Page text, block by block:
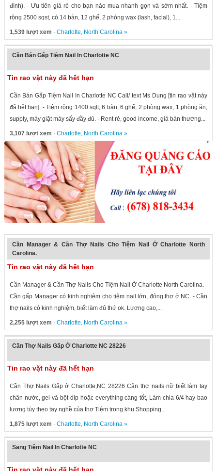
đình). - Ưu tiên giá rẻ cho bạn nào mua nhanh gọn và sớm nhất. - Tiệm
rộng 2500 sqst, có 14 bàn, 12 ghế, 2 phòng wax (lash, facial), 1...
1,539 lượt xem · Charlotte, North Carolina»
Cần Bán Gấp Tiệm Nail In Charlotte NC
Tin rao vặt này đã hết hạn
Cần Bán Gấp Tiệm Nail In Charlotte NC Call/ text Ms Dung [tin rao vặt này
đã hết hạn]. - Tiệm rộng 1400 sqft, 6 bàn, 6 ghế, 2 phòng wax, 1 phòng ăn,
supply, máy giặt máy sấy đầy đủ. - Rent rẻ, good income, giá bán thương...
3,107 lượt xem · Charlotte, North Carolina»
Cần Manager & Cần Thợ Nails Cho Tiệm Nail Ở Charlotte North
Carolina.
Tin rao vặt này đã hết hạn
Cần Manager & Cần Thợ Nails Cho Tiệm Nail Ở Charlotte North Carolina. -
Cần gấp Manager có kinh nghiệm cho tiệm nail lớn, đông thợ ở NC. - Cần
thợ nails có kinh nghiệm, biết làm đủ thứ ok. Lương cao,...
2,255 lượt xem · Charlotte, North Carolina»
Cần Thợ Nails Gấp Ở Charlotte NC 28226
Tin rao vặt này đã hết hạn
Cần Thợ Nails Gấp ở Charlotte,NC 28226 Cần thợ nails nữ biết làm tay
chân nước, gel và bột dip hoặc everything càng tốt, Làm chia 6/4 hay bao
lương tùy theo tay nghề của thợ Tiệm trong khu Shopping...
1,875 lượt xem · Charlotte, North Carolina»
Sang Tiệm Nail In Charlotte NC